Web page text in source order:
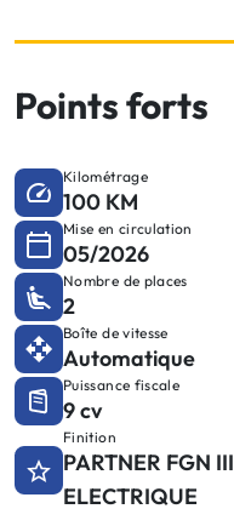
Points forts
Kilométrage
100 KM
Mise en circulation
05/2026
Nombre de places
2
Boîte de vitesse
Automatique
Puissance fiscale
9 cv
Finition
PARTNER FGN III
ELECTRIQUE